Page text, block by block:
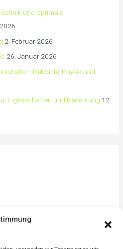
und optimale
2. Februar 2026
26. Januar 2026
– Rekorde, Physik und
Eigenschaften und Bedeutung 12.